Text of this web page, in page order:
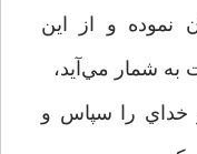
نموده و از اين
شمار مي‌آيد،
و خداي را سپاس و